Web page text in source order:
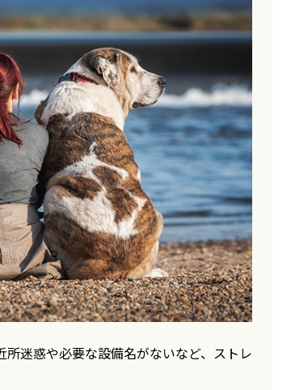
迷惑や必要な設備名がないなど、ストレ